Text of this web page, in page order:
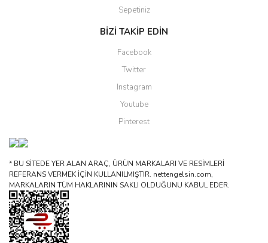
Sepetiniz
BİZİ TAKİP EDİN
Facebook
Twitter
Instagram
Youtube
Pinterest
* BU SİTEDE YER ALAN ARAÇ, ÜRÜN MARKALARI VE RESİMLERİ
REFERANS VERMEK İÇİN KULLANILMIŞTIR. nettengelsin.com,
MARKALARIN TÜM HAKLARININ SAKLI OLDUĞUNU KABUL EDER.